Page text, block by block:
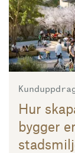
Hur
bygger